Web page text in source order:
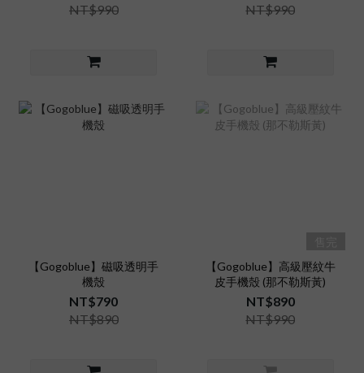
NT$990
NT$990
【Gogoblue】磁吸透明手
機殼
NT$790
NT$890
【Gogoblue】高級壓紋牛
皮手機殼 (那不勒斯黃)
NT$890
NT$990